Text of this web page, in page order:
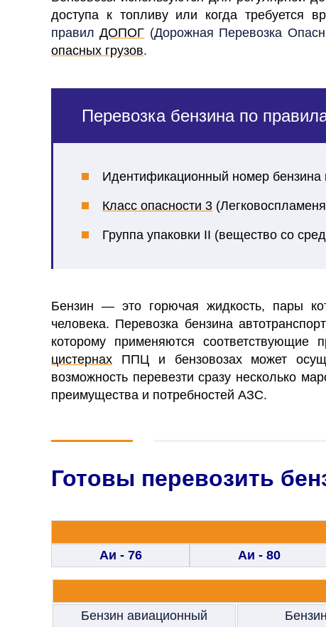
доступа к топливу или когда требуется
правилДОПОГ (Дорожная Перевозка
опасных грузов.
Перевозка бензина по
Идентификационный номер
Класс опасности 3
Группа упаковки II (вещество со
Бензин — это горючая жидкость, пары
человека. Перевозка бензина
которому применяются соответствующие
цистернах ППЦ и бензовозах может
возможность перевезти сразу несколько
преимущества и потребностей АЗС.
Готовы перевозить
Аи - 76
Аи - 80
Бензин авиационный